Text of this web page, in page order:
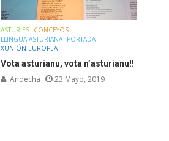
ASTURIES CONCEYOS
LLINGUA ASTURIANA PORTADA
XUNIÓN EUROPEA
Vota asturianu, vota n’asturianu!!
Andecha 23 Mayo, 2019